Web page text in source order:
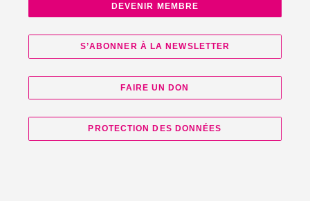
DEVENIR MEMBRE
S’ABONNER À LA NEWSLETTER
FAIRE UN DON
PROTECTION DES DONNÉES